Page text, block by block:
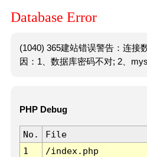
Database Error
(1040) 365建站错误警告：连接
因：1、数据库密码不对; 2、
PHP Debug
No. File
1
/index.php